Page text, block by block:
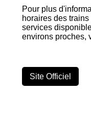
Pour plus
horaires des
services
environs proches,
Site Officiel